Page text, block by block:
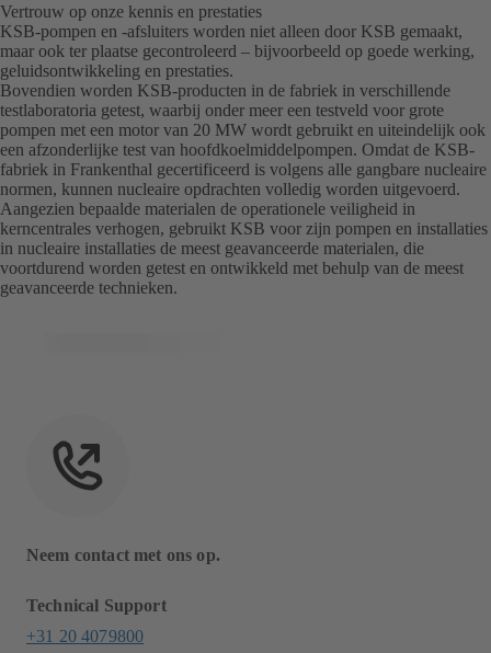
Vertrouw op onze kennis en prestaties
KSB-pompen en -afsluiters worden niet alleen door KSB gemaakt,
maar ook ter plaatse gecontroleerd – bijvoorbeeld op goede werking,
geluidsontwikkeling en prestaties.
Bovendien worden KSB-producten in de fabriek in verschillende
testlaboratoria getest, waarbij onder meer een testveld voor grote
pompen met een motor van 20 MW wordt gebruikt en uiteindelijk ook
een afzonderlijke test van hoofdkoelmiddelpompen. Omdat de KSB-
fabriek in Frankenthal gecertificeerd is volgens alle gangbare nucleaire
normen, kunnen nucleaire opdrachten volledig worden uitgevoerd.
Aangezien bepaalde materialen de operationele veiligheid in
kerncentrales verhogen, gebruikt KSB voor zijn pompen en installaties
in nucleaire installaties de meest geavanceerde materialen, die
voortdurend worden getest en ontwikkeld met behulp van de meest
geavanceerde technieken.
Neem contact met ons op.
Technical Support
+31 20 4079800